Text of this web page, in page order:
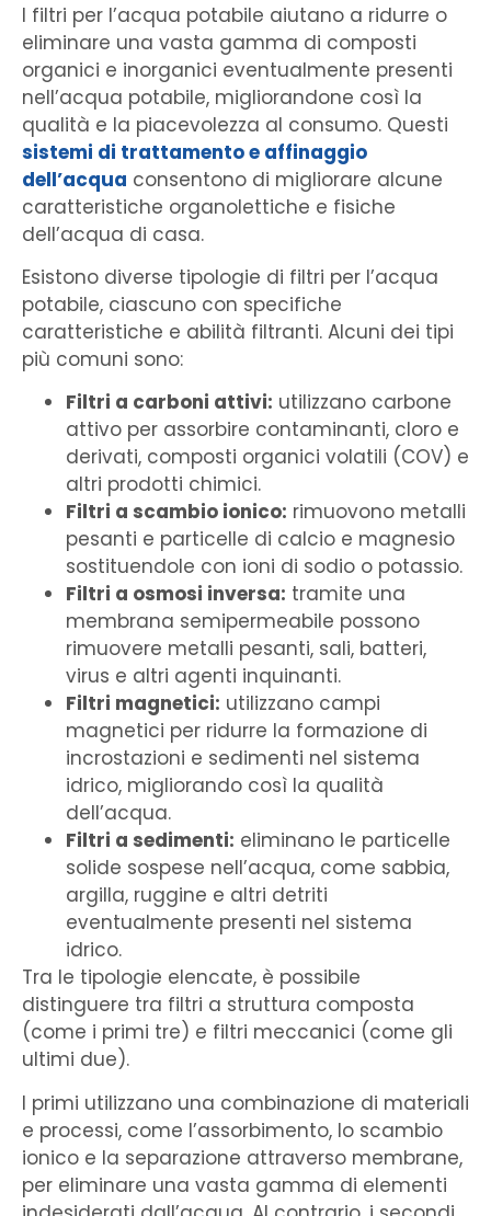
I filtri per l’acqua potabile aiutano a ridurre o
eliminare una vasta gamma di composti
organici e inorganici eventualmente presenti
nell’acqua potabile, migliorandone così la
qualità e la piacevolezza al consumo. Questi
sistemi di trattamento e affinaggio
dell’acqua consentono di migliorare alcune
caratteristiche organolettiche e fisiche
dell’acqua di casa.
Esistono diverse tipologie di filtri per l’acqua
potabile, ciascuno con specifiche
caratteristiche e abilità filtranti. Alcuni dei tipi
più comuni sono:
Filtri a carboni attivi: utilizzano carbone
attivo per assorbire contaminanti, cloro e
derivati, composti organici volatili (COV) e
altri prodotti chimici.
Filtri a scambio ionico: rimuovono metalli
pesanti e particelle di calcio e magnesio
sostituendole con ioni di sodio o potassio.
Filtri a osmosi inversa: tramite una
membrana semipermeabile possono
rimuovere metalli pesanti, sali, batteri,
virus e altri agenti inquinanti.
Filtri magnetici: utilizzano campi
magnetici per ridurre la formazione di
incrostazioni e sedimenti nel sistema
idrico, migliorando così la qualità
dell’acqua.
Filtri a sedimenti: eliminano le particelle
solide sospese nell’acqua, come sabbia,
argilla, ruggine e altri detriti
eventualmente presenti nel sistema
idrico.
Tra le tipologie elencate, è possibile
distinguere tra filtri a struttura composta
(come i primi tre) e filtri meccanici (come gli
ultimi due).
I primi utilizzano una combinazione di materiali
e processi, come l’assorbimento, lo scambio
ionico e la separazione attraverso membrane,
per eliminare una vasta gamma di elementi